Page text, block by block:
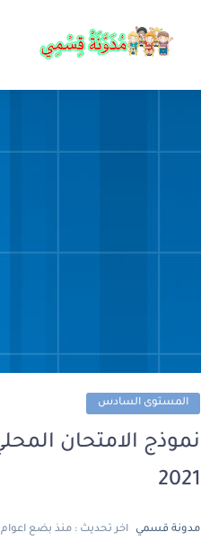
المستوى السادس
2021
مدونة قسمي اخر تحديث : منذ بضع اعوام